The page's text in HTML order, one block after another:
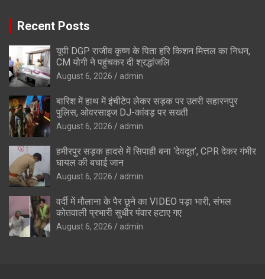
Recent Posts
यूपी DGP राजीव कृष्ण के पिता हरि किशन मित्तल का निधन,
CM योगी ने पहुंचकर दी श्रद्धांजलि
August 6, 2026 admin
बारिश में हाथ में इंचीटेप लेकर सड़क पर उतरी सहारनपुर
पुलिस, ओवरसाइज DJ-कांवड़ पर सख्ती
August 6, 2026 admin
हमीरपुर सड़क हादसे में सिपाही बना ‘देवदूत’, CPR देकर गंभीर
घायल की बचाई जान
August 6, 2026 admin
वर्दी में मौलाना के पैर छूने का VIDEO पड़ा भारी, संभल
कोतवाली प्रभारी सुधीर पंवार हटाए गए
August 6, 2026 admin